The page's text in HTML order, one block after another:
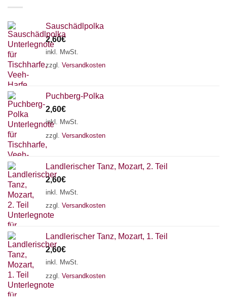
Sauschädlpolka
2,60€
inkl. MwSt.
zzgl. Versandkosten
Puchberg-Polka
2,60€
inkl. MwSt.
zzgl. Versandkosten
Landlerischer Tanz, Mozart, 2. Teil
2,60€
inkl. MwSt.
zzgl. Versandkosten
Landlerischer Tanz, Mozart, 1. Teil
2,60€
inkl. MwSt.
zzgl. Versandkosten
Chat Support
18 SAITEN 21 SAITEN